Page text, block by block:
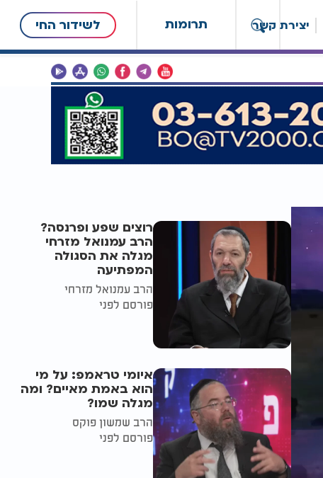
תרומות לשידור החי יצירת קשר
רוצים שפע ופרנסה?
הרב עמנואל מזרחי
מגלה את הסגולה
המפתיעה
הרב עמנואל מזרחי
פורסם לפני
איומי טראמפ: על מי
הוא באמת מאיים? ומה
מגלה שמו?
הרב שמשון פוקס
פורסם לפני